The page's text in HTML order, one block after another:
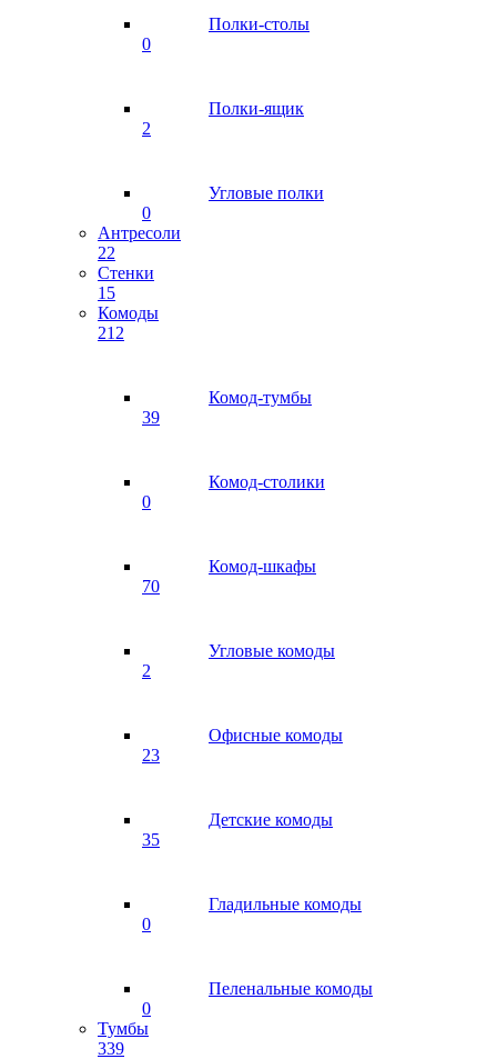
Полки-столы
0
Полки-ящик
2
Угловые полки
0
Антресоли
22
Стенки
15
Комоды
212
Комод-тумбы
39
Комод-столики
0
Комод-шкафы
70
Угловые комоды
2
Офисные комоды
23
Детские комоды
35
Гладильные комоды
0
Пеленальные комоды
0
Тумбы
339